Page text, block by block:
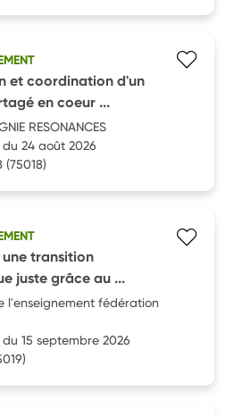
et coordination d'un
en coeur ...
RESONANCES
24 août 2026
(75018)
une transition
juste grâce au ...
l'enseignement fédération
15 septembre 2026